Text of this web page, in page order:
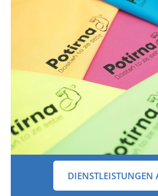
DIENSTLEISTUNGEN